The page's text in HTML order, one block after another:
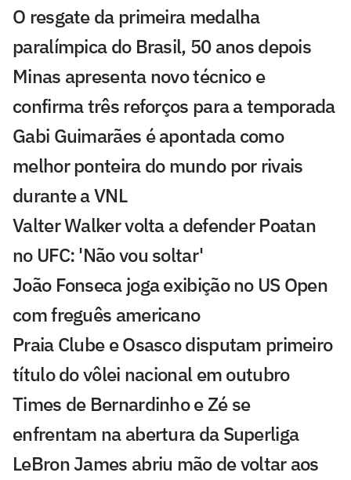
O resgate da primeira medalha
paralímpica do Brasil, 50 anos depois
Minas apresenta novo técnico e
confirma três reforços para a temporada
Gabi Guimarães é apontada como
melhor ponteira do mundo por rivais
durante a VNL
Valter Walker volta a defender Poatan
no UFC: 'Não vou soltar'
João Fonseca joga exibição no US Open
com freguês americano
Praia Clube e Osasco disputam primeiro
título do vôlei nacional em outubro
Times de Bernardinho e Zé se
enfrentam na abertura da Superliga
LeBron James abriu mão de voltar aos